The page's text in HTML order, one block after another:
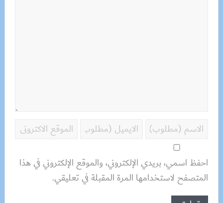
احفظ اسمي، بريدي الإلكتروني، والموقع الإلكتروني في هذا
المتصفح لاستخدامها المرة المقبلة في تعليقي.